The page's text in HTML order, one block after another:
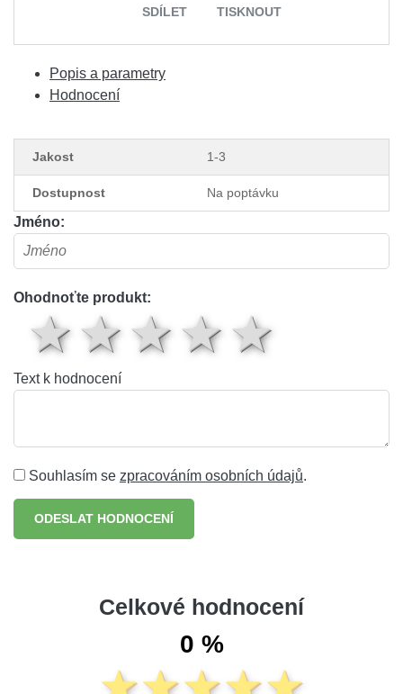
SDÍLET
TISKNOUT
Popis a parametry
Hodnocení
Jakost 1-3
Dostupnost Na poptávku
Jméno:
Ohodnoťte produkt:
4
3 hvězdy
2 hvězdy
1 hvězda
Text k hodnocení
Souhlasím se zpracováním osobních údajů.
ODESLAT HODNOCENÍ
Celkové hodnocení
0 %